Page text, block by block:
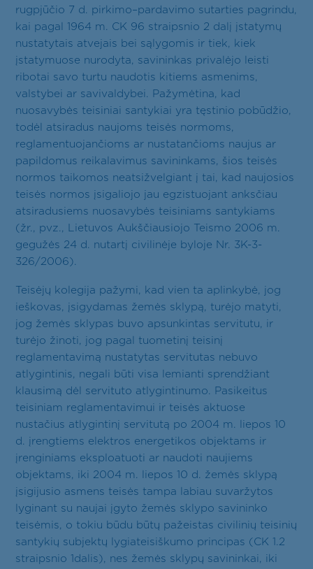
rugpjūčio 7 d. pirkimo–pardavimo sutarties pagrindu,
kai pagal 1964 m. CK 96 straipsnio 2 dalį įstatymų
nustatytais atvejais bei sąlygomis ir tiek, kiek
įstatymuose nurodyta, savininkas privalėjo leisti
ribotai savo turtu naudotis kitiems asmenims,
valstybei ar savivaldybei. Pažymėtina, kad
nuosavybės teisiniai santykiai yra tęstinio pobūdžio,
todėl atsiradus naujoms teisės normoms,
reglamentuojančioms ar nustatančioms naujus ar
papildomus reikalavimus savininkams, šios teisės
normos taikomos neatsižvelgiant į tai, kad naujosios
teisės normos įsigaliojo jau egzistuojant anksčiau
atsiradusiems nuosavybės teisiniams santykiams
(žr., pvz., Lietuvos Aukščiausiojo Teismo 2006 m.
gegužės 24 d. nutartį civilinėje byloje Nr. 3K-3-
326/2006).
Teisėjų kolegija pažymi, kad vien ta aplinkybė, jog
ieškovas, įsigydamas žemės sklypą, turėjo matyti,
jog žemės sklypas buvo apsunkintas servitutu, ir
turėjo žinoti, jog pagal tuometinį teisinį
reglamentavimą nustatytas servitutas nebuvo
atlygintinis, negali būti visa lemianti sprendžiant
klausimą dėl servituto atlygintinumo. Pasikeitus
teisiniam reglamentavimui ir teisės aktuose
nustačius atlygintinį servitutą po 2004 m. liepos 10
d. įrengtiems elektros energetikos objektams ir
įrenginiams eksploatuoti ar naudoti naujiems
objektams, iki 2004 m. liepos 10 d. žemės sklypą
įsigijusio asmens teisės tampa labiau suvaržytos
lyginant su naujai įgyto žemės sklypo savininko
teisėmis, o tokiu būdu būtų pažeistas civilinių teisinių
santykių subjektų lygiateisiškumo principas (CK 1.2
straipsnio 1dalis), nes žemės sklypų savininkai, iki